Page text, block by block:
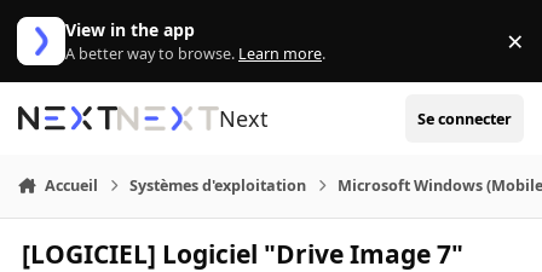
Aller au contenu
View in the app
A better way to browse. Learn more. ×
Next Se connecter
Accueil Systèmes d'exploitation Microsoft Windows
[LOGICIEL] Logiciel "Drive Image 7"